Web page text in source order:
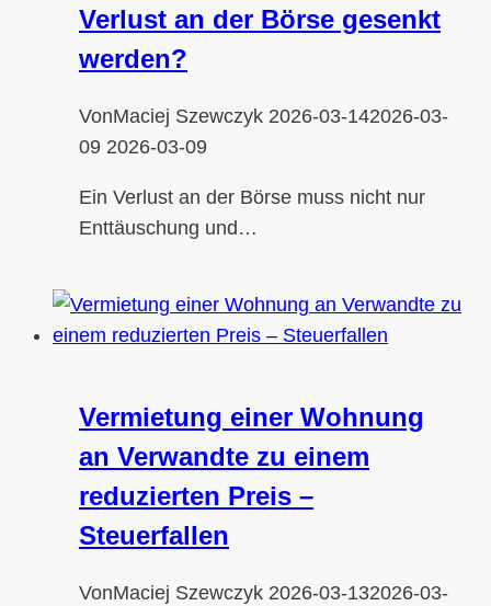
Verlust an der Börse gesenkt
werden?
VonMaciej Szewczyk 2026-03-142026-03-
09 2026-03-09
Ein Verlust an der Börse muss nicht nur
Enttäuschung und…
Vermietung einer Wohnung
an Verwandte zu einem
reduzierten Preis –
Steuerfallen
VonMaciej Szewczyk 2026-03-132026-03-